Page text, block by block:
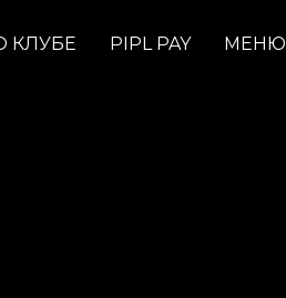
КЛУБЕ PIPL PAY МЕНЮ